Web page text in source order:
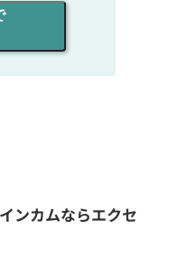
名等)
ンカムならエクセ